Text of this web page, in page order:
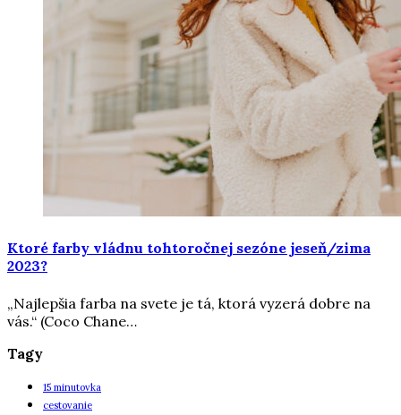
Ktoré farby vládnu tohtoročnej sezóne jeseň/zima
2023?
„Najlepšia farba na svete je tá, ktorá vyzerá dobre na
vás.“ (Coco Chane…
Tagy
15 minutovka
cestovanie